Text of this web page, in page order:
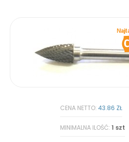
CENA NETTO: 43.86 ZŁ
MINIMALNA ILOŚĆ: 1 szt